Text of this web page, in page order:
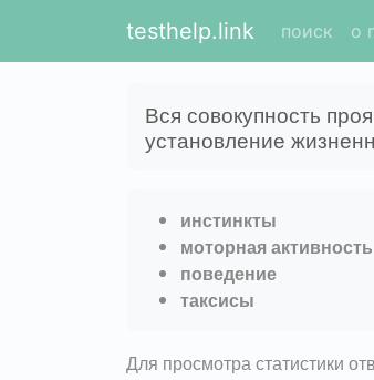
testhelp.link поиск о
Вся совокупность
установление
инстинкты
моторная активность
поведение
таксисы
Для просмотра статистики